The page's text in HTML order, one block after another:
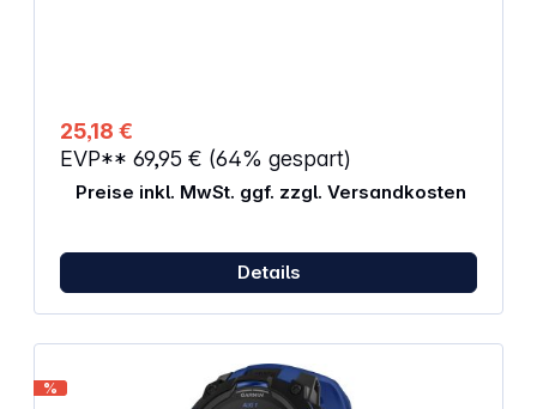
modernes Design mit praktischer Bedienbarkeit und
begleitet Sie zuverlässig durch den Tag.
Eigenschaften: Display: Technologie: AMOLED
Größe: 5,18 cm (2,04 Zoll) Auflösung: 368 x
448 Pixel Bedienung / Sensoren: Touchscreen
Kalorienverbrauchsmessung Schlafüberwachung
Herzfrequenzmessung1 Schrittzähler Wecker
Energie: Lithium-Ionen-Akku (280 mAh) Max.
Laufzeit: 7 Tage Abmessungen: Armband in rosa
dient nicht der Diagnose, Behandlung und Heilung
von Krankheiten oder der Vorbeugung.
25,18 €
EVP** 69,95 € (64% gespart)
Preise inkl. MwSt. ggf. zzgl. Versandkosten
Details
%